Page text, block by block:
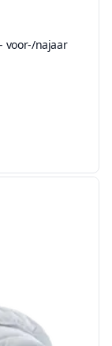
voor-/najaar